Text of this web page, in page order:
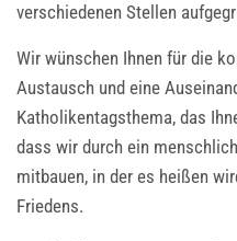
verschiedenen Stellen
Wir wünschen Ihnen für die
Austausch und eine
Katholikentagsthema, das
dass wir durch ein
mitbauen, in der es heißen
Friedens.